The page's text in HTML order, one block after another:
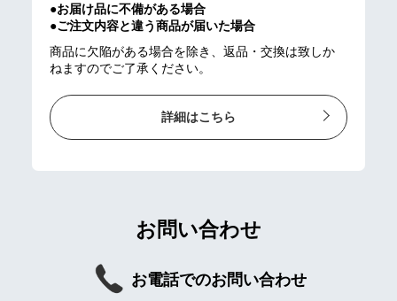
●お届け品に不備がある場合
●ご注文内容と違う商品が届いた場合
商品に欠陥がある場合を除き、返品・交換は致しか
ねますのでご了承ください。
詳細はこちら
お問い合わせ
お電話でのお問い合わせ